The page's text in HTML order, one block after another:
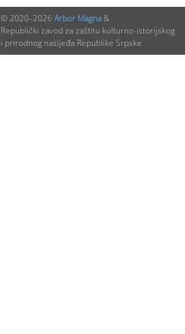
© 2020–2026 Arbor Magna&
Republički zavod za zaštitu kulturno-istorijskog
i prirodnog nasljeđa Republike Srpske